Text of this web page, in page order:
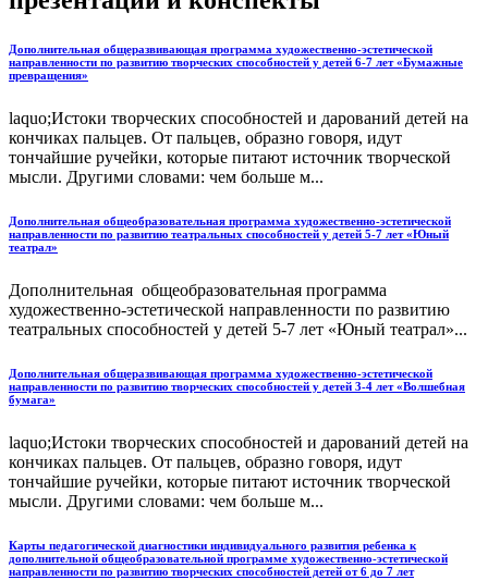
Дополнительная общеразвивающая программа художественно-эстетической
направленности по развитию творческих способностей у детей 6-7 лет «Бумажные
превращения»
laquo;Истоки творческих способностей и дарований детей на
кончиках пальцев. От пальцев, образно говоря, идут
тончайшие ручейки, которые питают источник творческой
мысли. Другими словами: чем больше м...
Дополнительная общеобразовательная программа художественно-эстетической
направленности по развитию театральных способностей у детей 5-7 лет «Юный
театрал»
Дополнительная общеобразовательная программа
художественно-эстетической направленности по развитию
театральных способностей у детей 5-7 лет «Юный театрал»...
Дополнительная общеразвивающая программа художественно-эстетической
направленности по развитию творческих способностей у детей 3-4 лет «Волшебная
бумага»
laquo;Истоки творческих способностей и дарований детей на
кончиках пальцев. От пальцев, образно говоря, идут
тончайшие ручейки, которые питают источник творческой
мысли. Другими словами: чем больше м...
Карты педагогической диагностики индивидуального развития ребенка к
дополнительной общеобразовательной программе художественно-эстетической
направленности по развитию творческих способностей детей от 6 до 7 лет